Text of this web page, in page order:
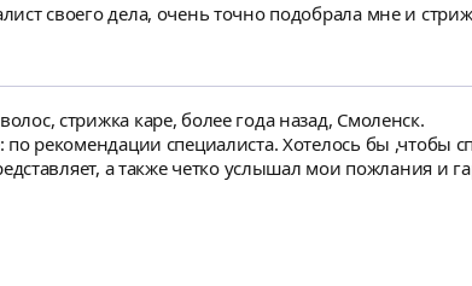
своего дела, очень точно подобрала мне и
стрижка каре, более года назад, Смоленск.
рекомендации специалиста. Хотелось бы ,чтобы